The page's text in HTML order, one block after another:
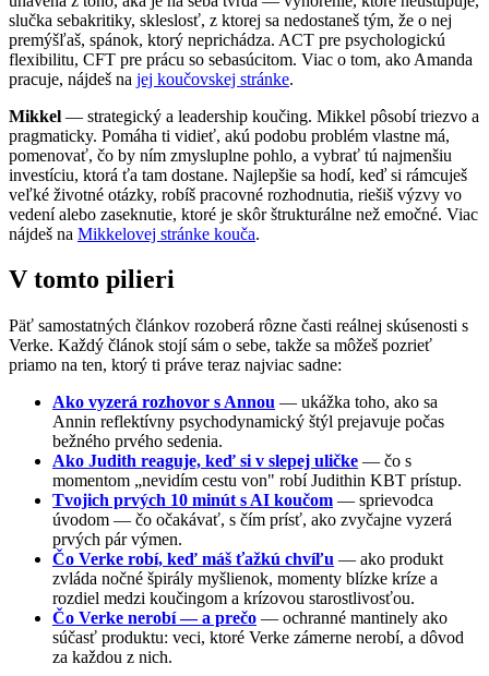
slučka sebakritiky, skleslosť, z ktorej sa nedostaneš tým, že o nej
premýšľaš, spánok, ktorý neprichádza. ACT pre psychologickú
flexibilitu, CFT pre prácu so sebasúcitom. Viac o tom, ako Amanda
pracuje, nájdeš na jej koučovskej stránke.
Mikkel — strategický a leadership koučing. Mikkel pôsobí triezvo a
pragmaticky. Pomáha ti vidieť, akú podobu problém vlastne má,
pomenovať, čo by ním zmysluplne pohlo, a vybrať tú najmenšiu
investíciu, ktorá ťa tam dostane. Najlepšie sa hodí, keď si rámcuješ
veľké životné otázky, robíš pracovné rozhodnutia, riešiš výzvy vo
vedení alebo zaseknutie, ktoré je skôr štrukturálne než emočné. Viac
nájdeš na Mikkelovej stránke kouča.
V tomto pilieri
Päť samostatných článkov rozoberá rôzne časti reálnej skúsenosti s
Verke. Každý článok stojí sám o sebe, takže sa môžeš pozrieť
priamo na ten, ktorý ti práve teraz najviac sadne:
Ako vyzerá rozhovor s Annou — ukážka toho, ako sa
Annin reflektívny psychodynamický štýl prejavuje počas
bežného prvého sedenia.
Ako Judith reaguje, keď si v slepej uličke — čo s
momentom „nevidím cestu von" robí Judithin KBT prístup.
Tvojich prvých 10 minút s AI koučom — sprievodca
úvodom — čo očakávať, s čím prísť, ako zvyčajne vyzerá
prvých pár výmen.
Čo Verke robí, keď máš ťažkú chvíľu — ako produkt
zvláda nočné špirály myšlienok, momenty blízke kríze a
rozdiel medzi koučingom a krízovou starostlivosťou.
Čo Verke nerobí — a prečo — ochranné mantinely ako
súčasť produktu: veci, ktoré Verke zámerne nerobí, a dôvod
za každou z nich.